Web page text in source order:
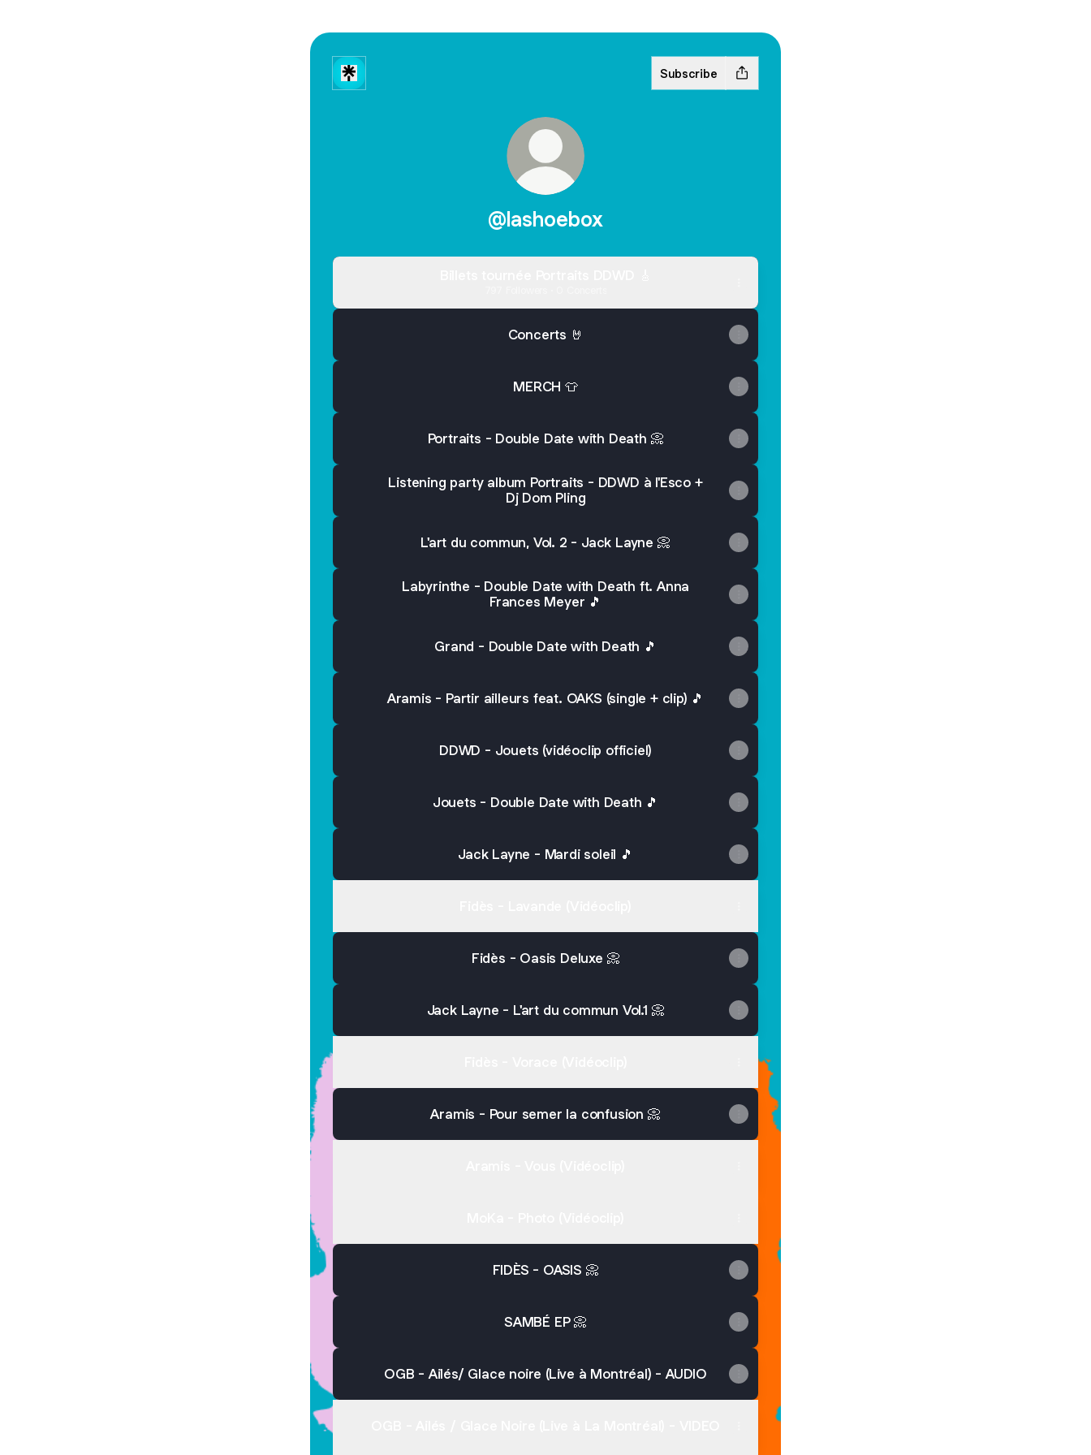
Subscribe
@lashoebox
Concerts 🤘
MERCH 👕
Portraits - Double Date with Death 📀
Listening party album Portraits - DDWD à l'Esco +
Dj Dom Pling
L'art du commun, Vol. 2 - Jack Layne 📀
Labyrinthe - Double Date with Death ft. Anna
Frances Meyer 🎵
Grand - Double Date with Death 🎵
Aramis - Partir ailleurs feat. OAKS (single + clip) 🎵
DDWD - Jouets (vidéoclip officiel)
Jouets - Double Date with Death 🎵
Jack Layne - Mardi soleil 🎵
Fidès - Oasis Deluxe 📀
Jack Layne - L'art du commun Vol.1 📀
Aramis - Pour semer la confusion 📀
FIDÈS - OASIS 📀
SAMBÉ EP 📀
OGB - Ailés/ Glace noire (Live à Montréal) - AUDIO